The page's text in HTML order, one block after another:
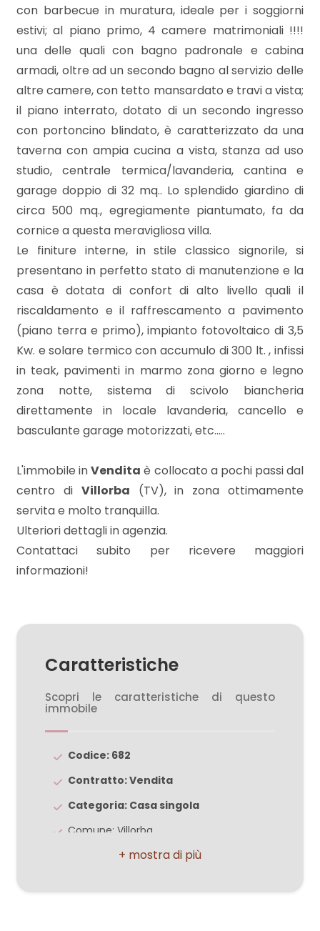
con barbecue in muratura, ideale per i soggiorni
estivi; al piano primo, 4 camere matrimoniali !!!!
una delle quali con bagno padronale e cabina
armadi, oltre ad un secondo bagno al servizio delle
altre camere, con tetto mansardato e travi a vista;
il piano interrato, dotato di un secondo ingresso
con portoncino blindato, è caratterizzato da una
taverna con ampia cucina a vista, stanza ad uso
studio, centrale termica/lavanderia, cantina e
garage doppio di 32 mq.. Lo splendido giardino di
circa 500 mq., egregiamente piantumato, fa da
cornice a questa meravigliosa villa.
Le finiture interne, in stile classico signorile, si
presentano in perfetto stato di manutenzione e la
casa è dotata di confort di alto livello quali il
riscaldamento e il raffrescamento a pavimento
(piano terra e primo), impianto fotovoltaico di 3,5
Kw. e solare termico con accumulo di 300 lt. , infissi
in teak, pavimenti in marmo zona giorno e legno
zona notte, sistema di scivolo biancheria
direttamente in locale lavanderia, cancello e
basculante garage motorizzati, etc.....
L'immobile inVendita è collocato a pochi passi dal
centro di Villorba (TV), in zona ottimamente
servita e molto tranquilla.
Ulteriori dettagli in agenzia.
Contattaci subito per ricevere maggiori
informazioni!
Caratteristiche
Scopri le caratteristiche di questo
immobile
Codice: 682
Contratto: Vendita
Categoria: Casa singola
Comune: Villorba
Zona: Villorba
Locali
minimi
Qualsiasi
1
3
4
5
5+
Bagni
minimi
Qualsiasi
1
Camere